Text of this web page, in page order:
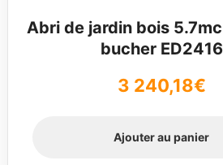
Abri de jardin bois
bucher ED2416
3 240,18€
Ajouter au panier